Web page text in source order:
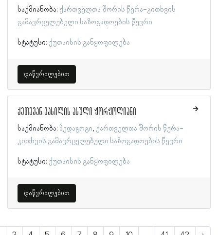
საქმიანობა: ქართველთა შორის წერა-კითხვის
გამავრცელებელი საზოგადოების წევრი
სტატუსი: ქუთაისის განყოფილება
დაწვრილებით
ქეთევან ვასილის ასული ჟორჟოლიანი
საქმიანობა: პედაგოგი ქართველთა შორის წერა-
კითხვის გამავრცელებელი საზოგადოების წევრი
სტატუსი: ქუთაისის განყოფილება
დაწვრილებით